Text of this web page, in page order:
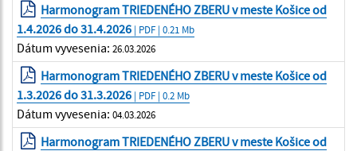
Harmonogram TRIEDENÉHO ZBERU v meste Košice od
1.4.2026 do 31.4.2026 | PDF | 0.21 Mb
Dátum vyvesenia: 26.03.2026
Harmonogram TRIEDENÉHO ZBERU v meste Košice od
1.3.2026 do 31.3.2026 | PDF | 0.2 Mb
Dátum vyvesenia: 04.03.2026
Harmonogram TRIEDENÉHO ZBERU v meste Košice od